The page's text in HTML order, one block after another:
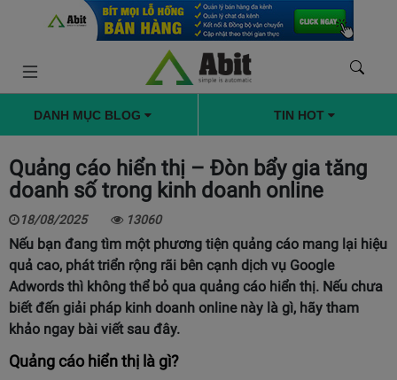
DANH MỤC BLOG TIN HOT
Quảng cáo hiển thị – Đòn bẩy gia tăng
doanh số trong kinh doanh online
18/08/2025 13060
Nếu bạn đang tìm một phương tiện quảng cáo mang lại hiệu
quả cao, phát triển rộng rãi bên cạnh dịch vụ Google
Adwords thì không thể bỏ qua quảng cáo hiển thị. Nếu chưa
biết đến giải pháp kinh doanh online này là gì, hãy tham
khảo ngay bài viết sau đây.
Quảng cáo hiển thị là gì?